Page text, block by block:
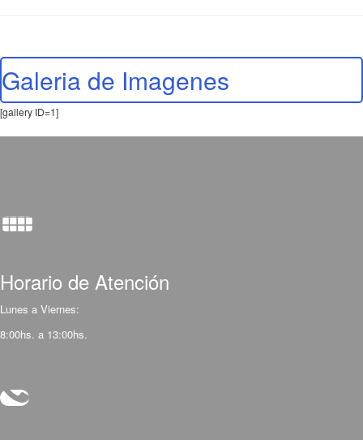
Galeria de Imagenes
[gallery ID=1]
Horario de Atención
Lunes a Viernes:
8:00hs. a 13:00hs.